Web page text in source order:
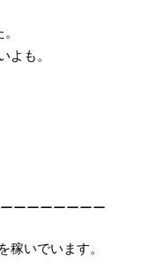
。
よも。
ーーーーーーー
いでいます。